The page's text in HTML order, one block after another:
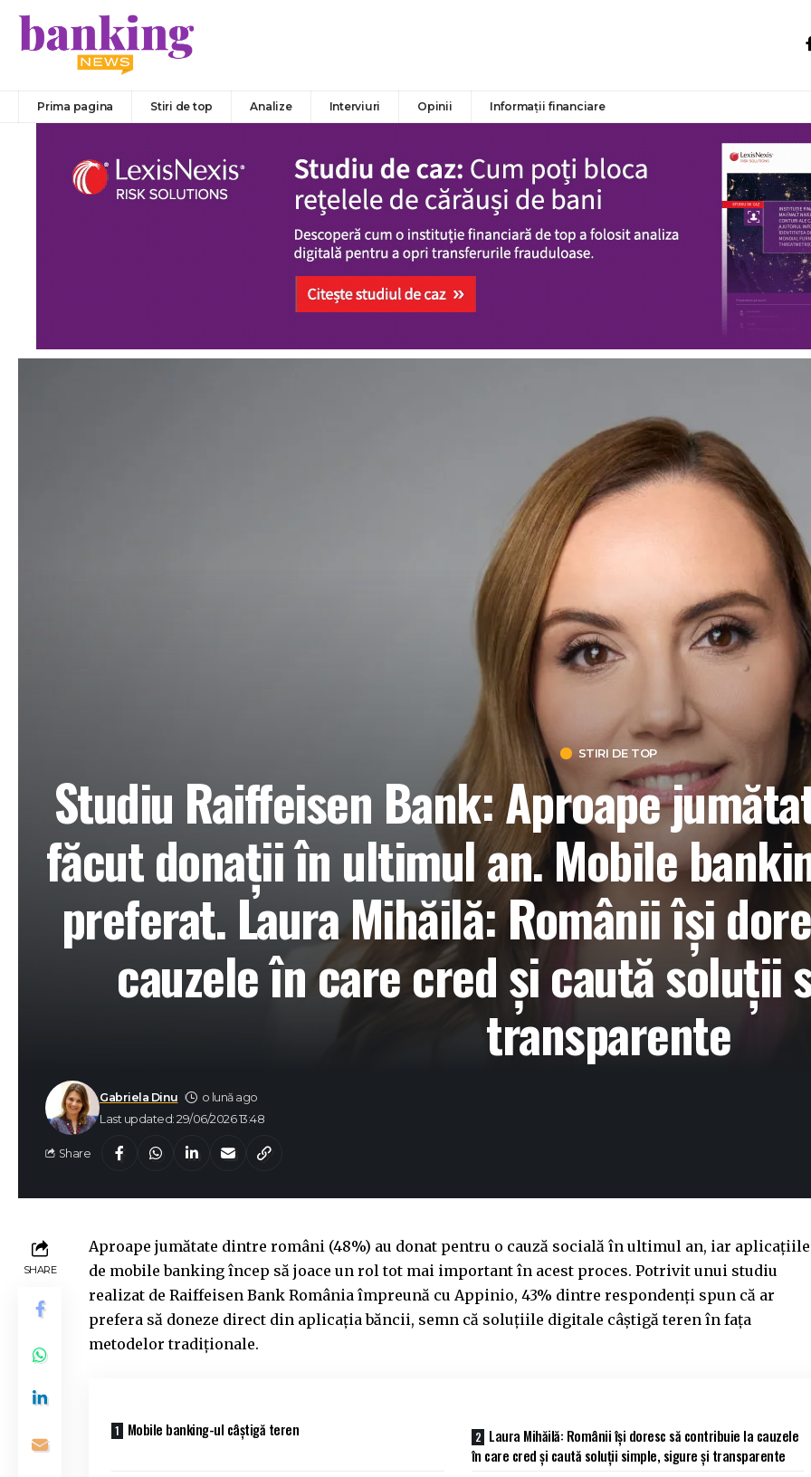
Prima pagina Stiri de top Analize Interviuri Opinii Informații financiare
STIRI DE TOP
Studiu Raiffeisen Bank: Aproape
făcut donații în ultimul an. Mobile
preferat. Laura Mihăilă: Românii își
cauzele în care cred și caută soluții
transparente
Last updated: 29/06/2026 13:48
Gabriela Dinu o lună ago
Share
SHARE
Aproape jumătate dintre români (48%) au donat pentru o cauză socială în ultimul an, iar aplicațiile
de mobile banking încep să joace un rol tot mai important în acest proces. Potrivit unui studiu
realizat de Raiffeisen Bank România împreună cu Appinio, 43% dintre respondenți spun că ar
prefera să doneze direct din aplicația băncii, semn că soluțiile digitale câștigă teren în fața
metodelor tradiționale.
Mobile banking-ul câștigă teren
Laura Mihăilă: Românii își doresc să contribuie la cauzele
în care cred și caută soluții simple, sigure și transparente